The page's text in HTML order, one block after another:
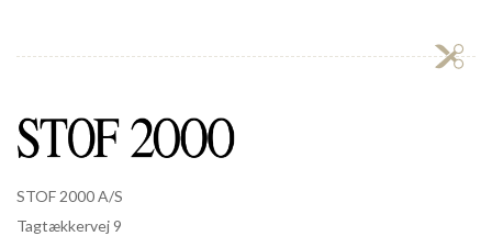
STOF 2000 A/S
Tagtækkervej 9